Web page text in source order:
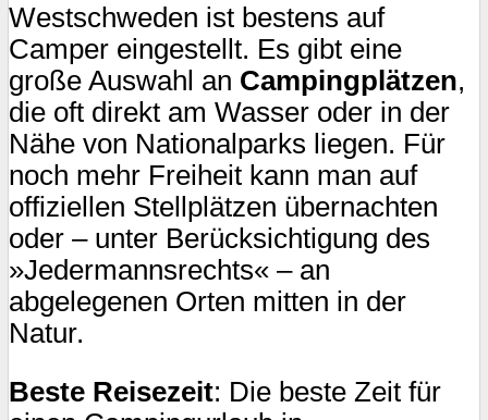
Westschweden ist bestens auf
Camper eingestellt. Es gibt eine
große Auswahl an Campingplätzen,
die oft direkt am Wasser oder in der
Nähe von Nationalparks liegen. Für
noch mehr Freiheit kann man auf
offiziellen Stellplätzen übernachten
oder – unter Berücksichtigung des
»Jedermannsrechts« – an
abgelegenen Orten mitten in der
Natur.
Beste Reisezeit: Die beste Zeit für